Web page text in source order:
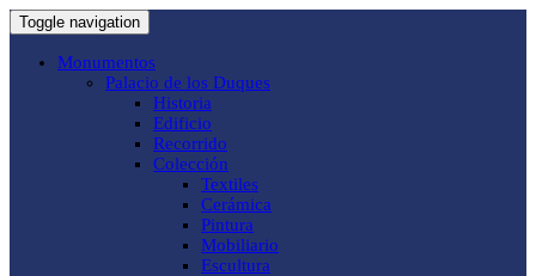
Toggle navigation
Monumentos
Palacio de los Duques
Historia
Edificio
Recorrido
Colección
Textiles
Cerámica
Pintura
Mobiliario
Escultura